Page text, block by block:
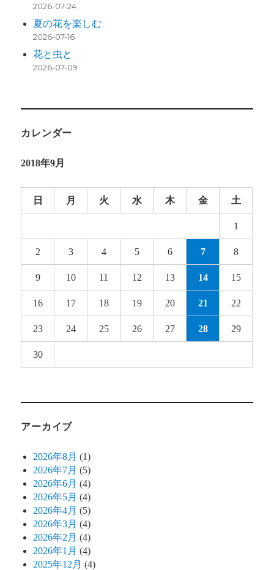
2026-07-24
夏の花を楽しむ
2026-07-16
花と虫と
2026-07-09
カレンダー
2018年9月
日 月 火 水 木 金 土
1
2 3 4 5 6 7 8
9 10 11 12 13 14 15
16 17 18 19 20 21 22
23 24 25 26 27 28 29
30
アーカイブ
2026年8月 (1)
2026年7月 (5)
2026年6月 (4)
2026年5月 (4)
2026年4月 (5)
2026年3月 (4)
2026年2月 (4)
2026年1月 (4)
2025年12月 (4)